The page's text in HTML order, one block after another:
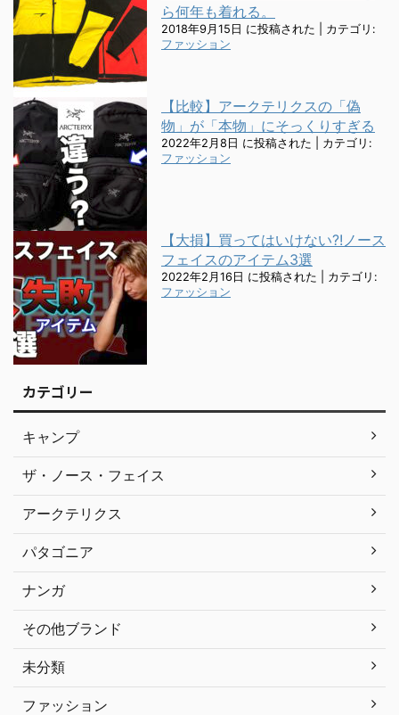
ら何年も着れる。
2018年9月15日 に投稿された
カテゴリ:
ファッション
【比較】アークテリクスの「偽
物」が「本物」にそっくりすぎる
2022年2月8日 に投稿された
カテゴリ:
ファッション
【大損】買ってはいけない?!ノース
フェイスのアイテム3選
2022年2月16日 に投稿された
カテゴリ:
ファッション
カテゴリー
キャンプ
ザ・ノース・フェイス
アークテリクス
パタゴニア
ナンガ
その他ブランド
未分類
ファッション